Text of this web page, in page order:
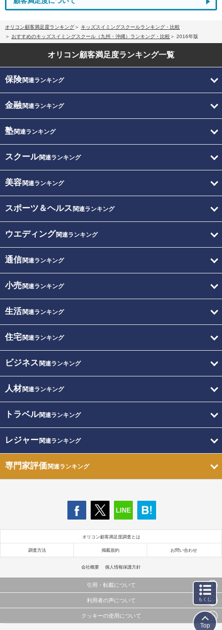
オリコン顧客満足度ランキング
キッズスイミングスクールランキング・比較
おすすめのキッズスイミングスクール（九州・沖縄）ランキング・比較
2016年版
オリコン顧客満足度ランキング一覧
保険関連ランキング
金融関連ランキング
塾関連ランキング
スクール関連ランキング
美容関連ランキング
スポーツ＆ヘルス 関連ランキング
ウエディング関連ランキング
通信関連ランキング
小売関連ランキング
生活関連ランキング
住宅関連ランキング
ビジネス 関連ランキング
人材関連ランキング
トラベル関連ランキング
レジャー関連ランキング
専門家評価関連ランキング
オリコン顧客満足度調査とは
調査方法 掲載規約 お問い合わせ
会社概要 個人情報保護方針
引用・転載について
当サイトで公開されている情報（文字、写真、イラスト、画像データ等）及びこれらの配置・
これらの情報を権利者の許可なく無断転載・複製などの二次利用を行うことは固く禁じており
利用者の声について
当サイトに掲載している内容はすべてサービスの利用者が提出された見解・感想です。
クッキーの使用について
もくじ
Top